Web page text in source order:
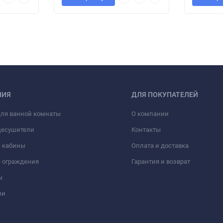
ванной комнаты
ДЛЯ ПОКУПАТЕЛЕЙ
О компании
Контакты
Оплата и доставка
Гарантия и возврат